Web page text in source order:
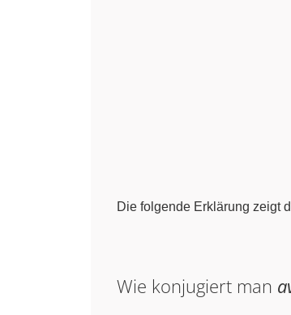
Die folgende Erklärung zeigt
Wie konjugiert man